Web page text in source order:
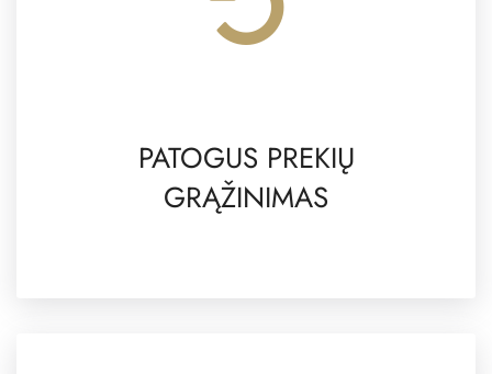
PATOGUS PREKIŲ
GRĄŽINIMAS